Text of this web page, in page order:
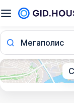
Мегаполис